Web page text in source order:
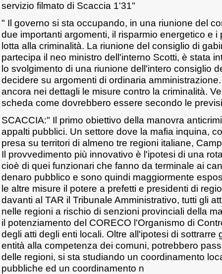
servizio filmato di Scaccia 1'31"
" Il governo si sta occupando, in una riunione del
due importanti argomenti, il risparmio energetico e i
lotta alla criminalità. La riunione del consiglio di
partecipa il neo ministro dell'interno Scotti, è stata
lo svolgimento di una riunione dell'intero consiglio
decidere su argomenti di ordinaria
ancora nei dettagli le misure contro la criminalità.
scheda come dovrebbero essere secondo le
SCACCIA:" Il primo obiettivo della manovra
appalti pubblici. Un settore dove la mafia inquina,
presa su territori di almeno tre regioni italiane,
Il provvedimento più innovativo è l'ipotesi di una
cioè di quei funzionari che fanno da terminale ai
denaro pubblico e sono quindi maggiormente
le altre misure il potere a prefetti e presidenti di
davanti al TAR il Tribunale Amministrativo, tutti gli
nelle regioni a rischio di senzioni provinciali della
il potenziamento del CORECO l'Organismo di
degli atti degli enti locali. Oltre all'ipotesi di sottrarre
entità alla competenza dei comuni, potrebbero
delle regioni, si sta studiando un coordinamento
pubbliche ed un coordinamento n